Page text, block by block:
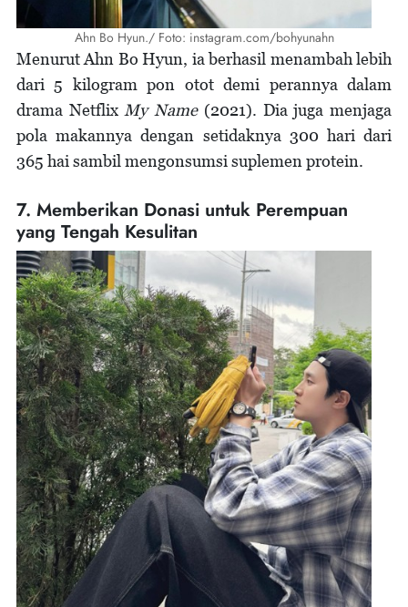
Ahn Bo Hyun./ Foto: instagram.com/bohyunahn
Menurut Ahn Bo Hyun, ia berhasil menambah lebih
dari 5 kilogram pon otot demi perannya dalam
drama Netflix My Name(2021). Dia juga menjaga
pola makannya dengan setidaknya 300 hari dari
365 hai sambil mengonsumsi suplemen protein.
7. Memberikan Donasi untuk Perempuan
yang Tengah Kesulitan